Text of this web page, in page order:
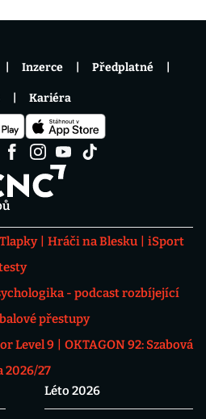
Hráči na Blesku
iSport
- podcast rozbíjející
přestupy
Level 9
OKTAGON 92: Szabová
2026/27
Léto 2026
Inzerce Předplatné
Kariéra